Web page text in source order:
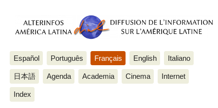
Español Português Français English Italiano
日本語 Agenda Academia Cinema Internet
Index